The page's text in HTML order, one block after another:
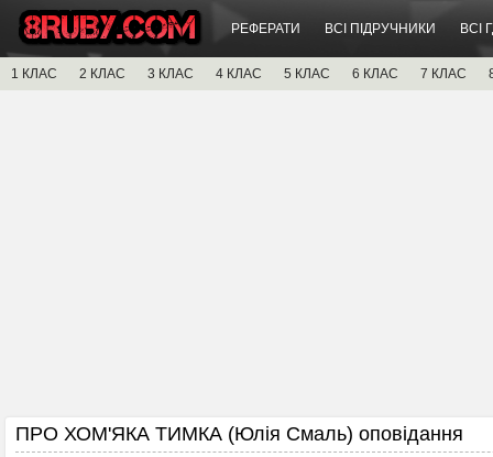
РЕФЕРАТИ ВСІ ПІДРУЧНИКИ ВСІ
1 КЛАС 2 КЛАС 3 КЛАС 4 КЛАС 5 КЛАС 6 КЛАС 7 КЛАС
ПРО ХОМ'ЯКА TИМКА (Юлія Смаль) оповідання